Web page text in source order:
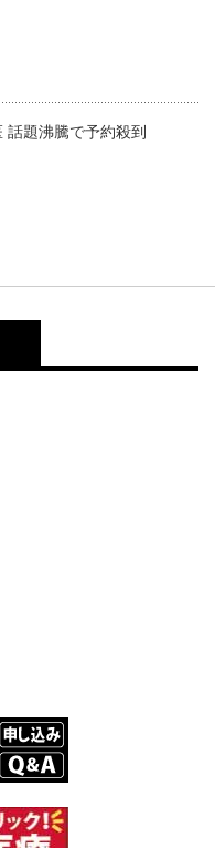
話題沸騰で予約殺到